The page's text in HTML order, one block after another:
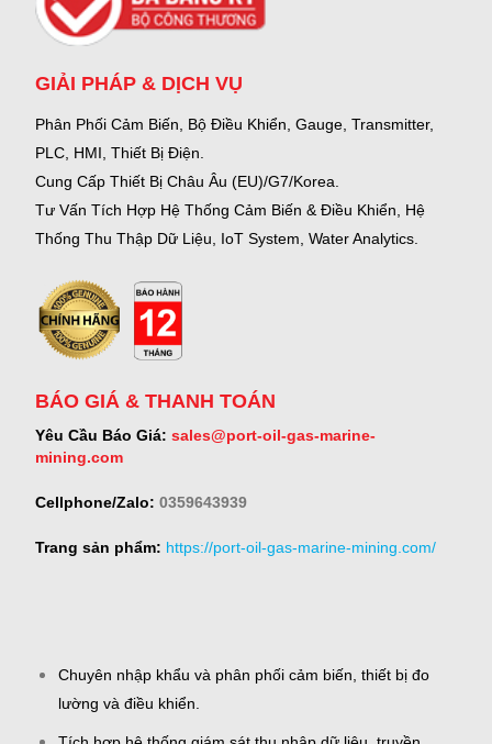
GIẢI PHÁP & DỊCH VỤ
Phân Phối Cảm Biến, Bộ Điều Khiển, Gauge, Transmitter,
PLC, HMI, Thiết Bị Điện.
Cung Cấp Thiết Bị Châu Âu (EU)/G7/Korea.
Tư Vấn Tích Hợp Hệ Thống Cảm Biến & Điều Khiển, Hệ
Thống Thu Thập Dữ Liệu, IoT System, Water Analytics.
BÁO GIÁ & THANH TOÁN
Yêu Cầu Báo Giá: sales@port-oil-gas-marine-
mining.com
Cellphone/Zalo: 0359643939
Trang sản phẩm: https://port-oil-gas-marine-mining.com/
Chuyên nhập khẩu và phân phối cảm biến, thiết bị đo
lường và điều khiển.